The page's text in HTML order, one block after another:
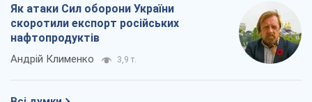
Як атаки Сил оборони України
скоротили експорт російських
нафтопродуктів
Андрій Клименко 3,9 т.